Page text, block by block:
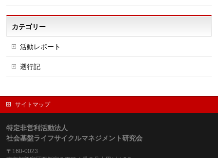
カテゴリー
活動レポート
遡行記
サイトマップ
特定非営利活動法人
社会基盤ライフサイクルマネジメント研究会
〒160-0023